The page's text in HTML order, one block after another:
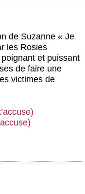
de Suzanne « Je
les Rosies
et puissant
de faire une
victimes de